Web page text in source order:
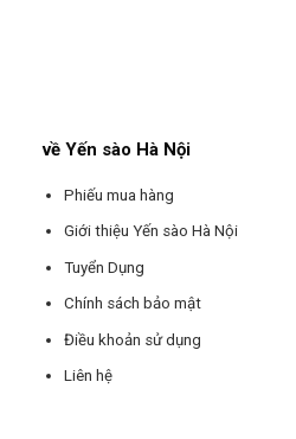
về Yến sào Hà Nội
Phiếu mua hàng
Giới thiệu Yến sào Hà Nội
Tuyển Dụng
Chính sách bảo mật
Điều khoản sử dụng
Liên hệ